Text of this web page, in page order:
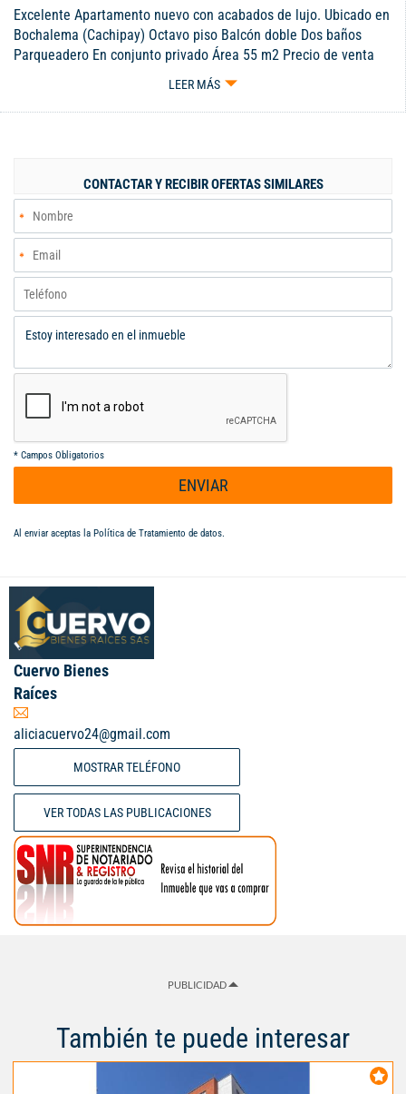
Excelente Apartamento nuevo con acabados de lujo. Ubicado en
Bochalema (Cachipay) Octavo piso Balcón doble Dos baños
Parqueadero En conjunto privado Área 55 m2 Precio de venta
LEER MÁS
CONTACTAR Y RECIBIR OFERTAS SIMILARES
* Campos Obligatorios
ENVIAR
Al enviar aceptas la Política de Tratamiento de datos.
Cuervo Bienes
Raíces
aliciacuervo24@gmail.com
MOSTRAR TELÉFONO
VER TODAS LAS PUBLICACIONES
PUBLICIDAD
También te puede interesar